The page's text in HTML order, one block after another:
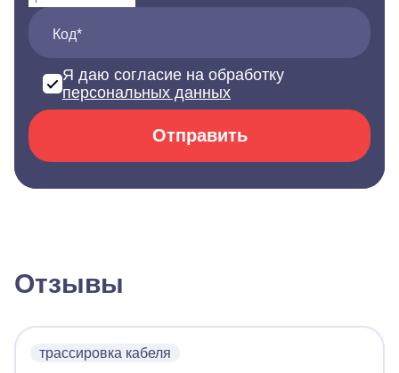
Код*
Я даю согласие на обработку
персональных данных
Отправить
Отзывы
трассировка кабеля